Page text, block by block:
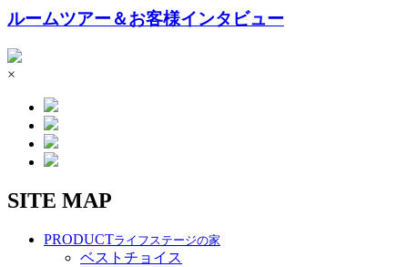
ルームツアー＆お客様インタビュー
×
SITE MAP
PRODUCTライフステージの家
ベストチョイス